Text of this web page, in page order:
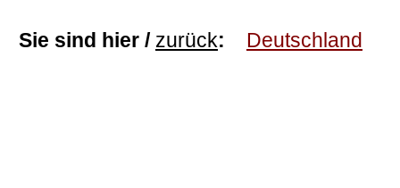
Sie sind hier / zurück: Deutschland